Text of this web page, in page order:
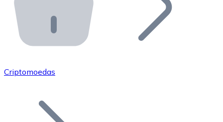
API Bitnovo
Integre nossa API no seu ecossistema.
Junte-se à nossa rede de revendedores e comercialize
Adicione o token do seu projeto ao nosso serviço de
Criptomoedas